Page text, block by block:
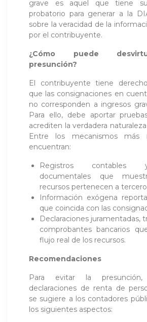
grave es aquel que tiene
probatorio para generar a la
sobre la veracidad de la
por el contribuyente.
¿Cómo puede
presunción?
El contribuyente tiene
que las consignaciones en
no corresponden a ingresos
Para ello, debe aportar
acrediten la verdadera
Entre los mecanismos más
encuentran:
Registros contables
documentales que
recursos pertenecen a
Información exógena
que coincida con las
Declaraciones juramentadas,
comprobantes bancarios
flujo real de los recursos.
Recomendaciones
Para evitar la
declaraciones de renta de
se sugiere a los contadores
los siguientes aspectos: